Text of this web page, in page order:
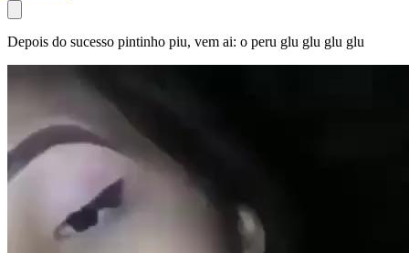
Depois do sucesso pintinho piu, vem ai: o peru glu glu glu glu